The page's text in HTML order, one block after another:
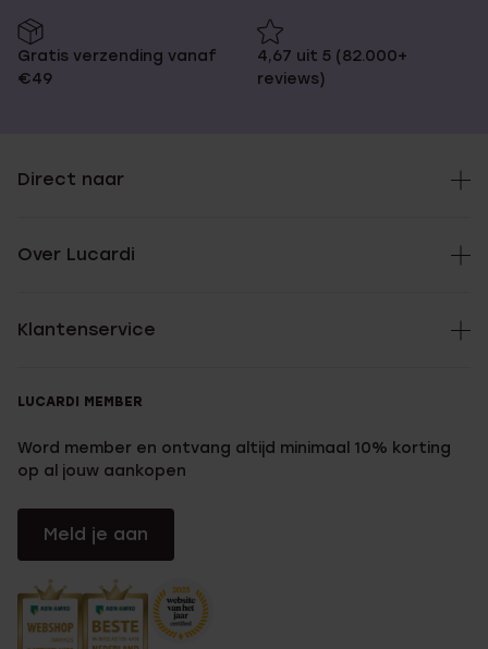
Gratis verzending vanaf
€49
4,67 uit 5 (82.000+
reviews)
Direct naar
Over Lucardi
Klantenservice
LUCARDI MEMBER
Word member en ontvang altijd minimaal 10% korting
op al jouw aankopen
Meld je aan